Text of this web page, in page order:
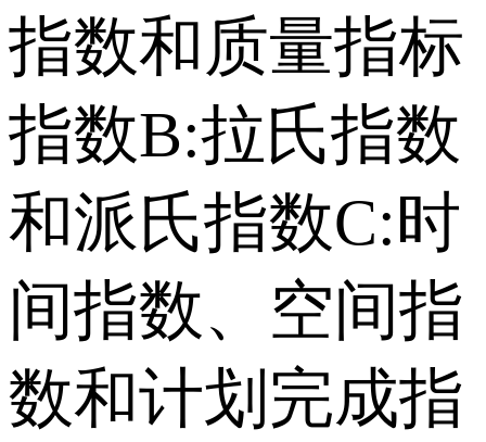
指数和质量指标
指数 B:拉氏指数
和派氏指数 C:时
间指数、空间指
数和计划完成指